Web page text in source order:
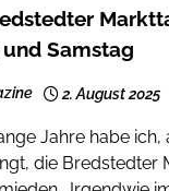
Samstag
2. August 2025
Jahre habe ich,
die Bredstedter